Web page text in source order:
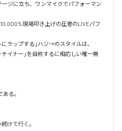
ジに立ち、ワンマイクでパフォーマン
現場叩き上げの圧巻のLIVEパフ
ラップする」ハジ→のスタイルは、
イナー」を自称するに相応しい唯一無
る。